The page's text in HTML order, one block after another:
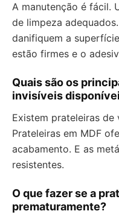
A manutenção é fácil.
de limpeza
danifiquem a
estão firmes e o
Quais são os
invisíveis
Existem prateleiras de
Prateleiras em MDF
acabamento. E as
resistentes.
O que fazer se a
prematuramente?